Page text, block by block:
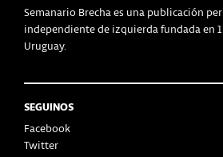
Semanario Brecha es una publicación
independiente de izquierda fundada en
Uruguay.
SEGUINOS
Facebook
Twitter